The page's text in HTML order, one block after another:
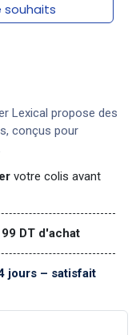
souhaits
Lexical propose des
conçus pour
votre colis avant
DT d'achat
jours – satisfait